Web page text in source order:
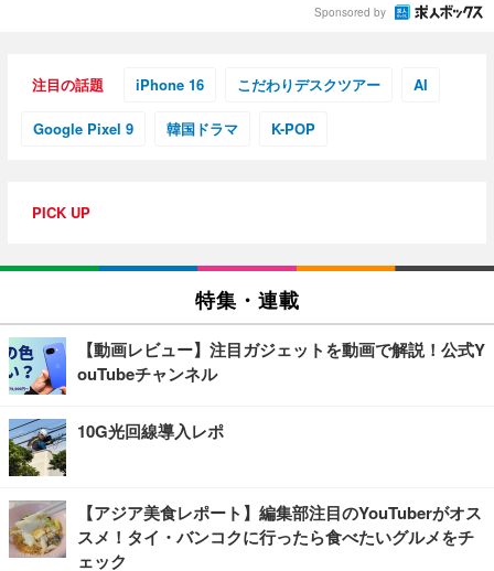
Sponsored by
注目の話題 iPhone 16 こだわりデスクツアー AI
Google Pixel 9 韓国ドラマ K-POP
PICK UP
特集・連載
【動画レビュー】注目ガジェットを動画で解説！公式Y
ouTubeチャンネル
10G光回線導入レポ
【アジア美食レポート】編集部注目のYouTuberがオス
スメ！タイ・バンコクに行ったら食べたいグルメをチ
ェック